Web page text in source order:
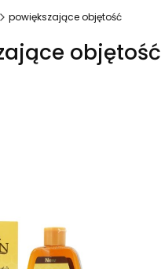
powiększające objętość
objętość